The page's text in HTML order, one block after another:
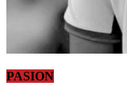
PASION